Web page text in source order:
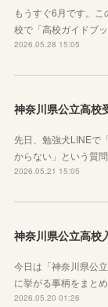
もうすぐ6月です。
校で「高校ガイドブ
2026.05.28 15:05
先日、勉強犬LINEで
からない」という質
2026.05.21 15:05
今日は「神奈川県公
に挙がる事柄をまと
2026.05.20 01:26